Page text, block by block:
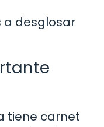
a desglosar
tiene carnet